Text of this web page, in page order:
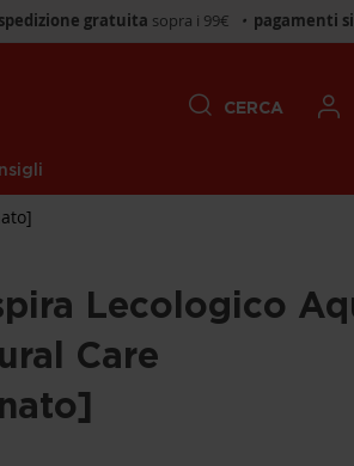
spedizione gratuita sopra i 99€ • pagamenti
CERCA
Lecologico
Care